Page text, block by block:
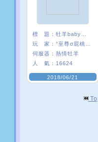
標 題：
玩 家：
伺服器： 熱情牡羊
人 氣： 16624
2018/06/21